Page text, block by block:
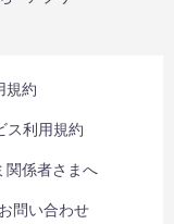
規約
ス利用規約
関係者さまへ
お問い合わせ